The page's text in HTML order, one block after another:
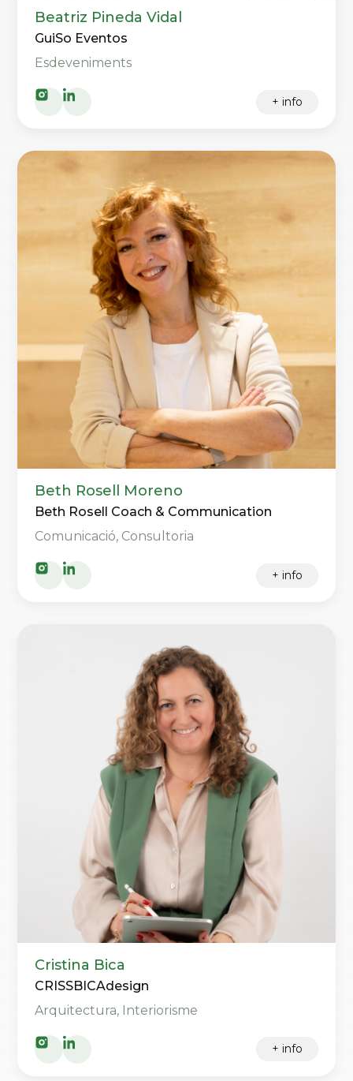
Beatriz Pineda Vidal
GuiSo Eventos
Esdeveniments
+ info
Beth Rosell Moreno
Beth Rosell Coach & Communication
Comunicació, Consultoria
+ info
Cristina Bica
CRISSBICAdesign
Arquitectura, Interiorisme
+ info